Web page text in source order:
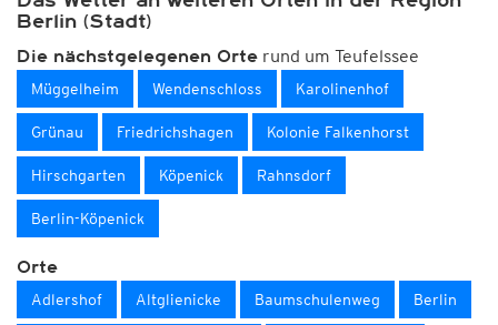
Berlin (Stadt)
Die nächstgelegenen Orte rund um Teufelssee
Müggelheim Wendenschloss Karolinenhof
Grünau Friedrichshagen Kolonie Falkenhorst
Hirschgarten Köpenick Rahnsdorf
Berlin-Köpenick
Orte
Adlershof Altglienicke Baumschulenweg Berlin